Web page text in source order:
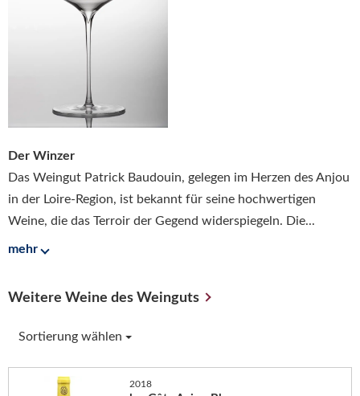
Der Winzer
Das Weingut Patrick Baudouin, gelegen im Herzen des Anjou
in der Loire-Region, ist bekannt für seine hochwertigen
Weine, die das Terroir der Gegend widerspiegeln. Die...
mehr
Weitere Weine des Weinguts
Sortierung wählen
2018